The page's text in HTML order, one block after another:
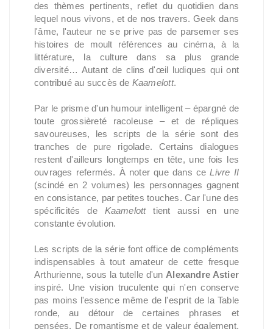
des thèmes pertinents, reflet du quotidien dans
lequel nous vivons, et de nos travers. Geek dans
l'âme, l'auteur ne se prive pas de parsemer ses
histoires de moult références au cinéma, à la
littérature, la culture dans sa plus grande
diversité… Autant de clins d'œil ludiques qui ont
contribué au succès de Kaamelott.
Par le prisme d'un humour intelligent – épargné de
toute grossièreté racoleuse – et de répliques
savoureuses, les scripts de la série sont des
tranches de pure rigolade. Certains dialogues
restent d'ailleurs longtemps en tête, une fois les
ouvrages refermés. À noter que dans ceLivre II
(scindé en 2 volumes) les personnages gagnent
en consistance, par petites touches. Car l'une des
spécificités de Kaamelotttient aussi en une
constante évolution.
Les scripts de la série font office de compléments
indispensables à tout amateur de cette fresque
Arthurienne, sous la tutelle d'un Alexandre Astier
inspiré. Une vision truculente qui n'en conserve
pas moins l'essence même de l'esprit de la Table
ronde, au détour de certaines phrases et
pensées. De romantisme et de valeur également.